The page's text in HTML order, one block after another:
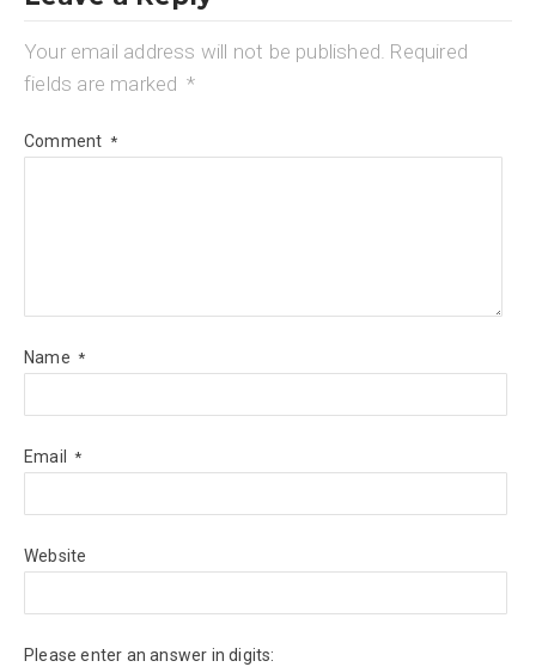
Your email address will not be published. Required
fields are marked *
Comment *
Name *
Email *
Website
Please enter an answer in digits: